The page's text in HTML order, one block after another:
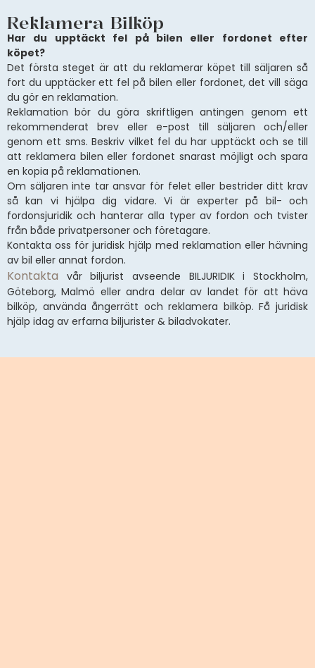
Reklamera Bilköp
Har du upptäckt fel på bilen eller fordonet efter
köpet?
Det första steget är att du reklamerar köpet till säljaren så
fort du upptäcker ett fel på bilen eller fordonet, det vill säga
du gör en reklamation.
Reklamation bör du göra skriftligen antingen genom ett
rekommenderat brev eller e-post till säljaren och/eller
genom ett sms. Beskriv vilket fel du har upptäckt och se till
att reklamera bilen eller fordonet snarast möjligt och spara
en kopia på reklamationen.
Om säljaren inte tar ansvar för felet eller bestrider ditt krav
så kan vi hjälpa dig vidare. Vi är experter på bil- och
fordonsjuridik och hanterar alla typer av fordon och tvister
från både privatpersoner och företagare.
Kontakta oss för juridisk hjälp med reklamation eller hävning
av bil eller annat fordon.
Kontakta vår biljurist avseende BILJURIDIK i Stockholm,
Göteborg, Malmö eller andra delar av landet för att häva
bilköp, använda ångerrätt och reklamera bilköp. Få juridisk
hjälp idag av erfarna biljurister & biladvokater.